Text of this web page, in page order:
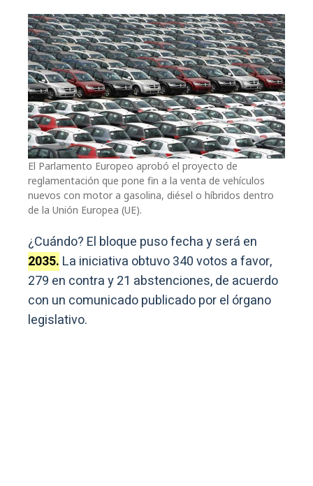
El Parlamento Europeo aprobó el proyecto de
reglamentación que pone fin a la venta de vehículos
nuevos con motor a gasolina, diésel o híbridos dentro
de la Unión Europea (UE).
¿Cuándo? El bloque puso fecha y será en
2035. La iniciativa obtuvo 340 votos a favor,
279 en contra y 21 abstenciones, de acuerdo
con un comunicado publicado por el órgano
legislativo.